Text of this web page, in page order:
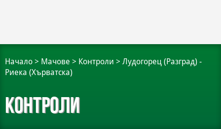
Начало > Мачове > Контроли > Лудогорец (Разград) -
Риека (Хърватска)
Контроли